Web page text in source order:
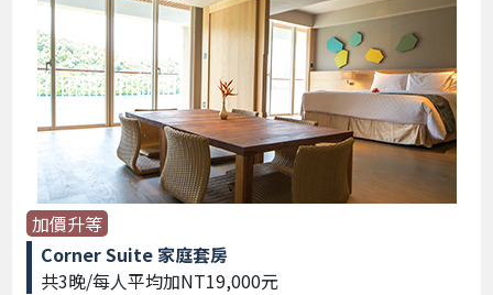
加價升等
Corner Suite 家庭套房
共3晚/每人平均加NT19,000元